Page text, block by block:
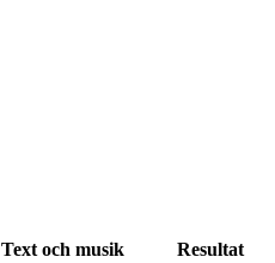
Text och musik Resultat